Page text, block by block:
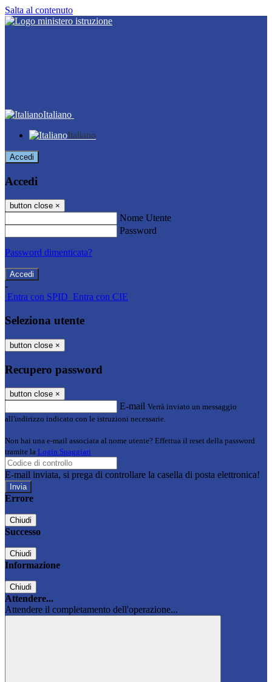
Salta al contenuto
Italiano
Italiano
Accedi
Accedi
button close ×
Nome Utente
Password
Password dimenticata?
-
Entra con SPID Entra con CIE
Seleziona utente
button close ×
Recupero password
button close ×
E-mail Verrà inviato un messaggio
all'indirizzo indicato con le istruzioni necessarie.
Non hai una e-mail associata al nome utente? Effettua il reset della password
tramite la Login Spaggiari
E-mail inviata, si prega di controllare la casella di posta elettronica!
Errore
Chiudi
Successo
Chiudi
Informazione
Chiudi
Attendere...
Attendere il completamento dell'operazione...